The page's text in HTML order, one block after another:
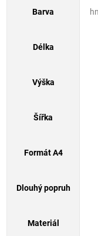
Barva
Délka
Výška
Šířka
Formát A4
Dlouhý popruh
Materiál